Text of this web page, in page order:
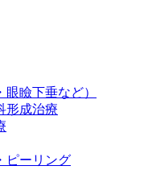
瞼下垂など）
形成治療
ピーリング